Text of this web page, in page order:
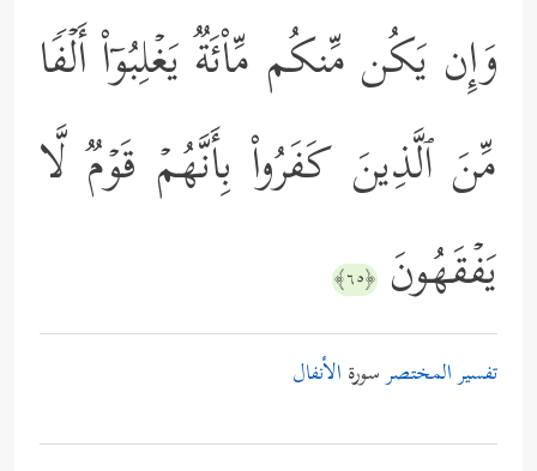
وَإِن یَكُن مِّنكُم مِّاْئَةࣱ یَغۡلِبُوۤاْ أَلۡفࣰا
مِّنَ ٱلَّذِینَ كَفَرُواْ بِأَنَّهُمۡ قَوۡمࣱ لَّا
یَفۡقَهُونَ ﴿٦٥﴾
تفسير المختصرسورة الأنفال